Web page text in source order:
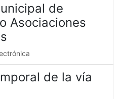
de
Asociaciones
de la vía